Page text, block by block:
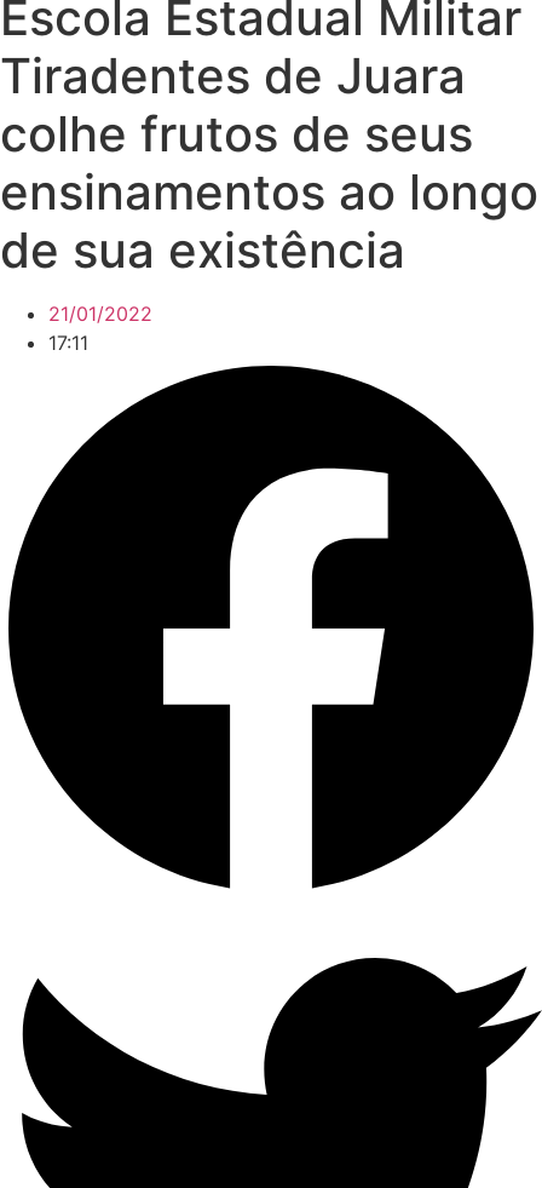
Escola Estadual Militar
Tiradentes de Juara
colhe frutos de seus
ensinamentos ao longo
de sua existência
21/01/2022
17:11